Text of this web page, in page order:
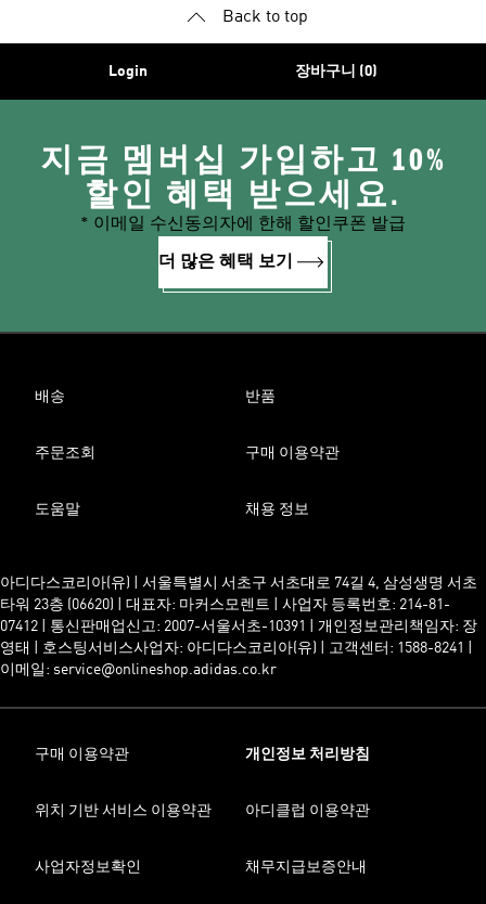
Back to top
Login 장바구니 (0)
지금 멤버십 가입하고 10%
할인 혜택 받으세요.
* 이메일 수신동의자에 한해 할인쿠폰 발급
더 많은 혜택 보기
배송 반품
주문조회 구매 이용약관
도움말 채용 정보
아디다스코리아(유) | 서울특별시 서초구 서초대로 74길 4, 삼성생명 서초
타워 23층 (06620) | 대표자: 마커스모렌트 | 사업자 등록번호: 214-81-
07412 | 통신판매업신고: 2007-서울서초-10391 | 개인정보관리책임자: 장
영태 | 호스팅서비스사업자: 아디다스코리아(유) | 고객센터: 1588-8241 |
이메일: service@onlineshop.adidas.co.kr
구매 이용약관 개인정보 처리방침
위치 기반 서비스 이용약관 아디클럽 이용약관
사업자정보확인 채무지급보증안내